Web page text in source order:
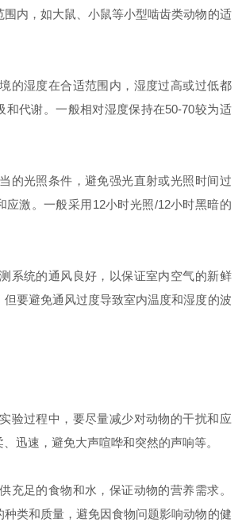
围内，如大鼠、小鼠等小型啮齿类动物的适
湿度在合适范围内，湿度过高或过低都
和代谢。一般相对湿度保持在50-70较为适
光照条件，避免强光直射或光照时间过
应激。一般采用12小时光照/12小时黑暗的
统的通风良好，以保证室内空气的新鲜
要避免通风过度导致室内温度和湿度的波
过程中，要尽量减少对动物的干扰和应
迅速，避免大声喧哗和突然的声响等。
足的食物和水，保证动物的营养需求。
种类和质量，避免因食物问题影响动物的健